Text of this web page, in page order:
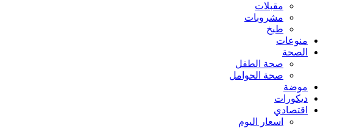
مقبلات
مشروبات
طبخ
منوعات
الصحة
صحة الطفل
صحة الحوامل
موضة
ديكورات
اقتصادي
اسعار اليوم